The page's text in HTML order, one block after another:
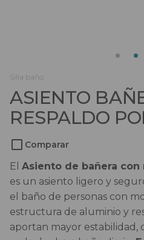
Silla baño
ASIENTO
RESPALDO
Comparar
El Asiento de bañera con
es un asiento ligero y
el baño de personas con
estructura de aluminio y
aportan mayor estabilidad,
Sillas de ruedas eléctricas